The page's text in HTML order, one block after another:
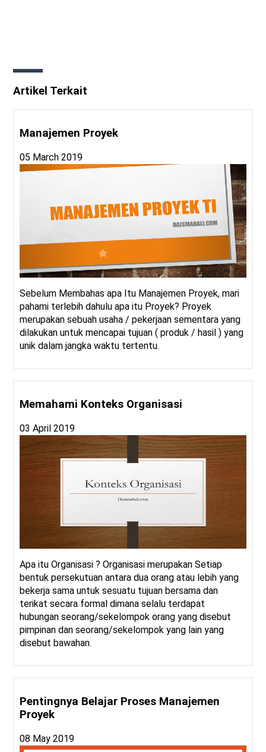
Artikel Terkait
Manajemen Proyek
05 March 2019
Sebelum Membahas apa Itu Manajemen Proyek, mari
pahami terlebih dahulu apa itu Proyek? Proyek
merupakan sebuah usaha / pekerjaan sementara yang
dilakukan untuk mencapai tujuan ( produk / hasil ) yang
unik dalam jangka waktu tertentu.
Memahami Konteks Organisasi
03 April 2019
Apa itu Organisasi ? Organisasi merupakan Setiap
bentuk persekutuan antara dua orang atau lebih yang
bekerja sama untuk sesuatu tujuan bersama dan
terikat secara formal dimana selalu terdapat
hubungan seorang/sekelompok orang yang disebut
pimpinan dan seorang/sekelompok yang lain yang
disebut bawahan.
Pentingnya Belajar Proses Manajemen
Proyek
08 May 2019